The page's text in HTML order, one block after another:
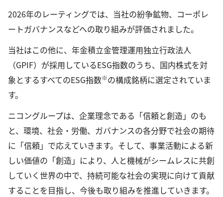
2026年のレーティングでは、当社の紛争鉱物、コーポレ
ートガバナンスなどへの取り組みが評価されました。
当社はこの他に、年金積立金管理運用独立行政法人
（GPIF）が採用しているESG指数のうち、国内株式を対
象とするすべてのESG指数※の構成銘柄に選定されていま
す。
ニコングループは、企業理念である「信頼と創造」のも
と、環境、社会・労働、ガバナンスの各分野で社会の期待
に「信頼」で応えていきます。そして、事業活動による新
しい価値の「創造」により、人と機械がシームレスに共創
していく世界の中で、持続可能な社会の実現に向けて貢献
することを目指し、今後も取り組みを推進していきます。